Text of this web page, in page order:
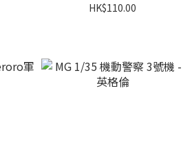
HK$110.00